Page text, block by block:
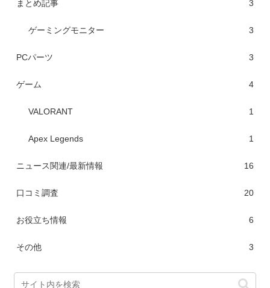
まとめ記事 3
ゲーミングモニター 3
PCパーツ 3
ゲーム 4
VALORANT 1
Apex Legends 1
ニュース関連/最新情報 16
口コミ調査 20
お役立ち情報 6
その他 3